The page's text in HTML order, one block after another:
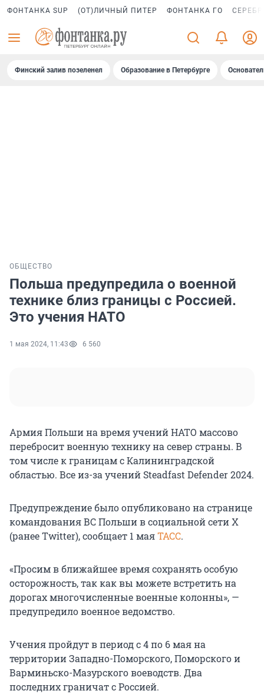
ФОНТАНКА SUP (ОТ)ЛИЧНЫЙ ПИТЕР ФОНТАНКА ГО
Финский залив позеленел Образование в Петербурге
ОБЩЕСТВО
Польша предупредила о военной
технике близ границы с Россией.
Это учения НАТО
1 мая 2024, 11:43 6 560
Армия Польши на время учений НАТО массово
перебросит военную технику на север страны. В
том числе к границам с Калининградской
областью. Все из-за учений Steadfast Defender 2024.
Предупреждение было опубликовано на странице
командования ВС Польши в социальной сети X
(ранее Twitter), сообщает 1 маяТАСС.
«Просим в ближайшее время сохранять особую
осторожность, так как вы можете встретить на
дорогах многочисленные военные колонны», —
предупредило военное ведомство.
Учения пройдут в период с 4 по 6 мая на
территории Западно-Поморского, Поморского и
Варминьско-Мазурского воеводств. Два
последних граничат с Россией.